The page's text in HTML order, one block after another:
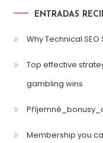
ENTRADAS
Why Technical
Top effective
gambling wins
Membership you